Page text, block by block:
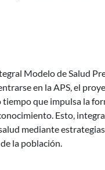
Modelo de Salud
en la APS, el
que impulsa la
Esto,
mediante
la población.